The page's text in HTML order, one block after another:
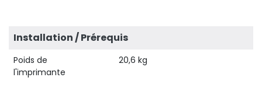
Installation / Prérequis
Poids de
l'imprimante
20,6 kg